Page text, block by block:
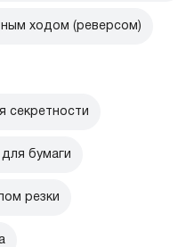
ходом (реверсом)
секретности
бумаги
резки